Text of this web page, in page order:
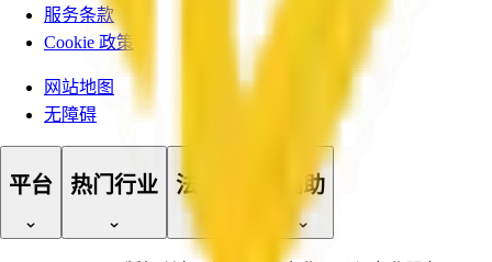
服务条款
Cookie 政策
网站地图
无障碍
平台 热门行业 法律文档 辅助